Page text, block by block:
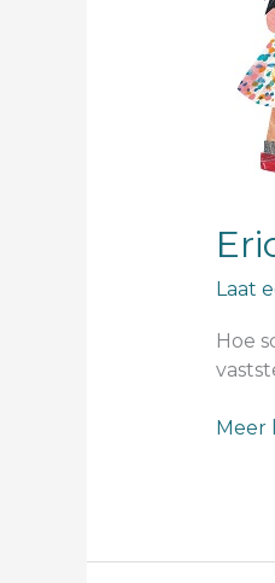
Laat
Hoe
Meer